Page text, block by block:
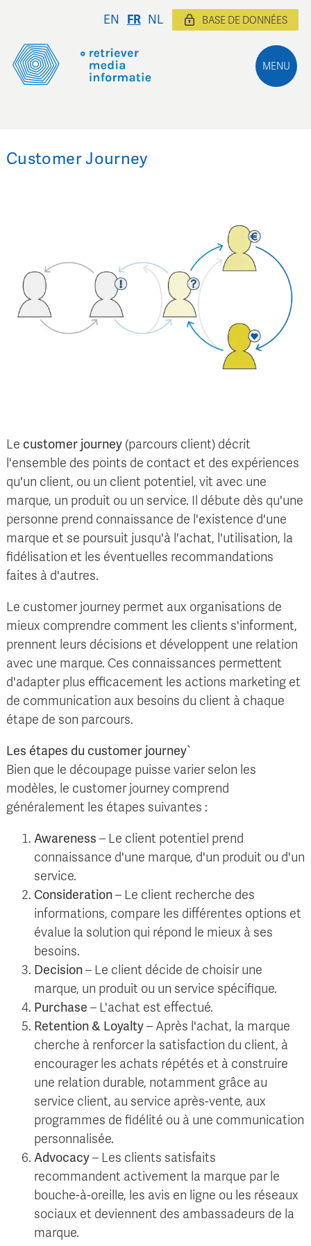
MENU
EN FR NL BASE DE DONNÉES
Customer Journey
Le customer journey (parcours client) décrit
l'ensemble des points de contact et des expériences
qu'un client, ou un client potentiel, vit avec une
marque, un produit ou un service. Il débute dès qu'une
personne prend connaissance de l'existence d'une
marque et se poursuit jusqu'à l'achat, l'utilisation, la
fidélisation et les éventuelles recommandations
faites à d'autres.
Le customer journey permet aux organisations de
mieux comprendre comment les clients s'informent,
prennent leurs décisions et développent une relation
avec une marque. Ces connaissances permettent
d'adapter plus efficacement les actions marketing et
de communication aux besoins du client à chaque
étape de son parcours.
Les étapes du customer journey`
Bien que le découpage puisse varier selon les
modèles, le customer journey comprend
généralement les étapes suivantes :
Awareness – Le client potentiel prend
connaissance d'une marque, d'un produit ou d'un
service.
Consideration– Le client recherche des
informations, compare les différentes options et
évalue la solution qui répond le mieux à ses
besoins.
Decision– Le client décide de choisir une
marque, un produit ou un service spécifique.
Purchase – L'achat est effectué.
Retention & Loyalty– Après l'achat, la marque
cherche à renforcer la satisfaction du client, à
encourager les achats répétés et à construire
une relation durable, notamment grâce au
service client, au service après-vente, aux
programmes de fidélité ou à une communication
personnalisée.
Advocacy– Les clients satisfaits
recommandent activement la marque par le
bouche-à-oreille, les avis en ligne ou les réseaux
sociaux et deviennent des ambassadeurs de la
marque.